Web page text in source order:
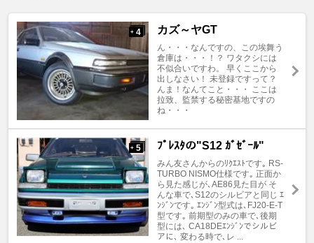
+ 4 カズ～ヤGT
ん・・・なんですの、この埃舞う
倉庫は・・・！？ ワタクシには
不似合いですわ。 早くここから
出しなさい！ 未登録ですって？
んま！なんてこと・・・ ここは
拉致、監禁する秘密基地ですの
ね・・・
+ 5 ﾌﾟﾚｽﾀの"S12 ｶﾞｾﾞｰﾙ"
みん友さんからのﾘｸｴｽﾄです｡ RS-
TURBO NISMO仕様です｡ 正面か
ら見た感じが､AE86見た目が そ
んな車で､S12のシルビアと同じ ｴ
ﾝｼﾞﾝです｡ ｴﾝｼﾞﾝ型式は､FJ20-E-T
型です｡ 前期型のみの車で､後期
型には､ CA18DEｴﾝｼﾞﾝでシルビ
アに､ 変わる時で､レ ...